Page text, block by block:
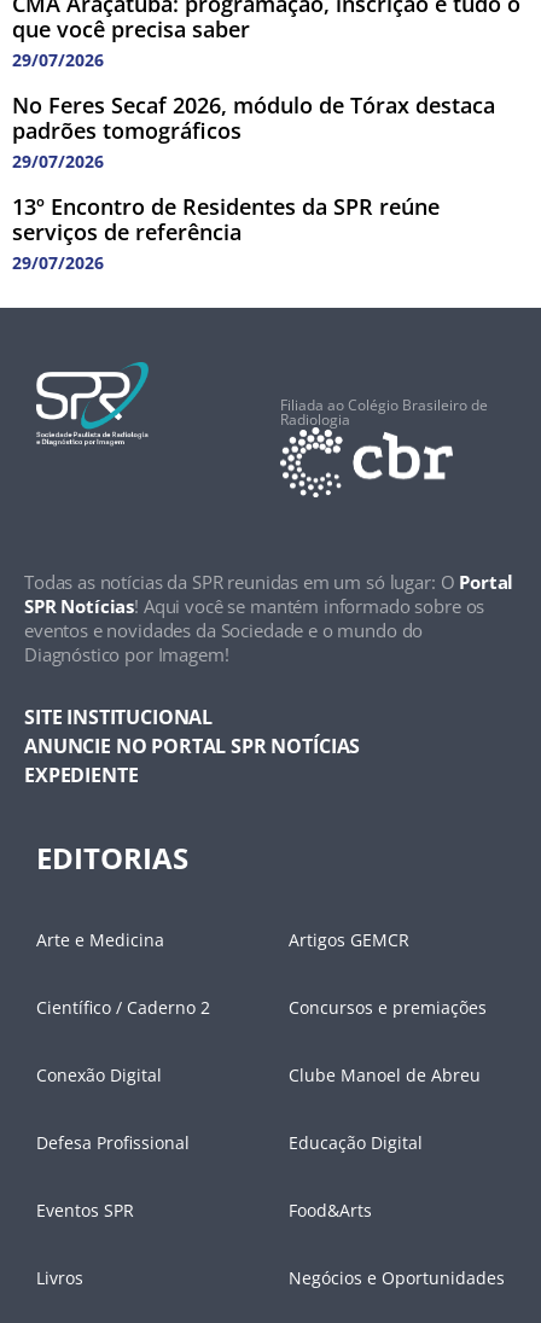
que você precisa saber
29/07/2026
No Feres Secaf 2026, módulo de Tórax destaca
padrões tomográficos
29/07/2026
13º Encontro de Residentes da SPR reúne
serviços de referência
29/07/2026
Filiada ao Colégio Brasileiro de
Radiologia
Todas as notícias da SPR reunidas em um só lugar: O Portal
SPR Notícias! Aqui você se mantém informado sobre os
eventos e novidades da Sociedade e o mundo do
Diagnóstico por Imagem!
SITE INSTITUCIONAL
ANUNCIE NO PORTAL SPR NOTÍCIAS
EXPEDIENTE
EDITORIAS
Arte e Medicina Artigos GEMCR
Científico / Caderno 2 Concursos e premiações
Conexão Digital Clube Manoel de Abreu
Defesa Profissional Educação Digital
Eventos SPR Food&Arts
Livros Negócios e Oportunidades